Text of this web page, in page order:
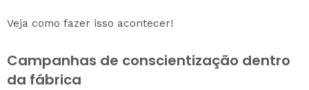
Veja como fazer isso acontecer!
Campanhas de conscientização dentro
da fábrica